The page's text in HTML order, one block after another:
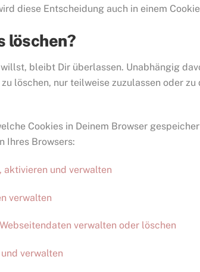
diese Entscheidung auch in einem
löschen?
bleibt Dir überlassen. Unabhängig
löschen, nur teilweise zuzulassen oder
Cookies in Deinem Browser
Ihres Browsers:
aktivieren und verwalten
verwalten
verwalten oder löschen
verwalten